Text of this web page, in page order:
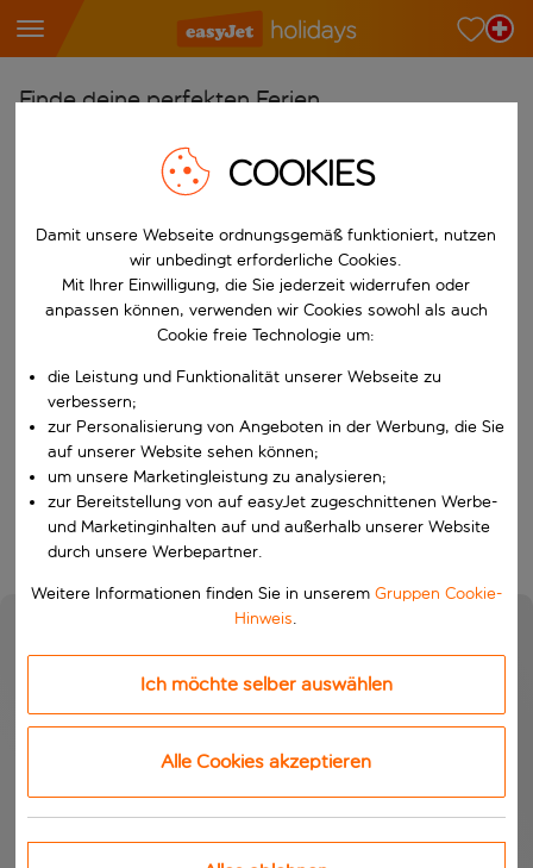
Finde deine perfekten Ferien
Beginne mit der Eingabe für die automatische
Wähle deine Flughäfen
Beginne mit der Eingabe für die automatische
Reiseziele finden
Nach
W&auml;hle ein Ab- und R&uuml;ckflugdatum aus.
Wähle deine Reisedaten
Wann
Wer
Suchen
COOKIES
Damit unsere Webseite ordnungsgemäß funktioniert, nutzen
wir unbedingt erforderliche Cookies.
Mit Ihrer Einwilligung, die Sie jederzeit widerrufen oder
anpassen können, verwenden wir Cookies sowohl als auch
Cookie freie Technologie um:
die Leistung und Funktionalität unserer Webseite zu
verbessern;
zur Personalisierung von Angeboten in der Werbung, die Sie
auf unserer Website sehen können;
um unsere Marketingleistung zu analysieren;
zur Bereitstellung von auf easyJet zugeschnittenen Werbe-
und Marketinginhalten auf und außerhalb unserer Website
durch unsere Werbepartner.
Weitere Informationen finden Sie in unserem Gruppen Cookie-
Hinweis.
Ich möchte selber auswählen
Alle Cookies akzeptieren